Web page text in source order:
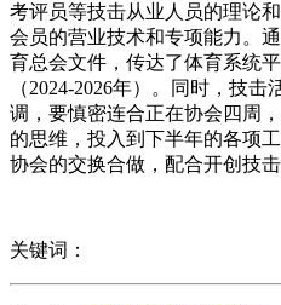
考评员等技击从业人员的理论
会员的营业技术和专项能力。
育总会文件，传达了体育系统
（2024-2026年）。同时，技
调，要慎密连合正在协会四周
的思维，投入到下半年的各项
协会的交换合做，配合开创技
关键词：